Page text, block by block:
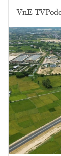
VnE TV